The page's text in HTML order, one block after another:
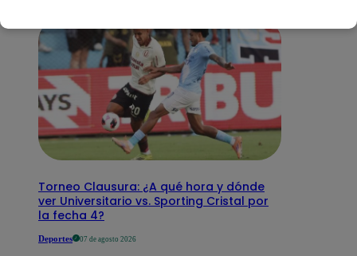
Torneo Clausura: ¿A qué hora y dónde
ver Universitario vs. Sporting Cristal por
la fecha 4?
Deportes 07 de agosto 2026